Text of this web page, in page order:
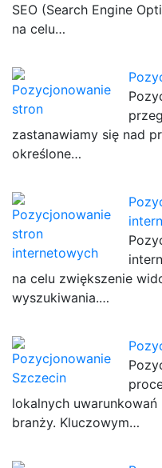
SEO (Search Engine
na celu…
zastanawiamy się nad
określone…
na celu zwiększenie
wyszukiwania.…
lokalnych
branży. Kluczowym…